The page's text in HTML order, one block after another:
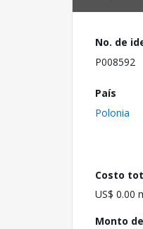
No. de
P008592
País
Polonia
Costo
US$ 0.00
Monto